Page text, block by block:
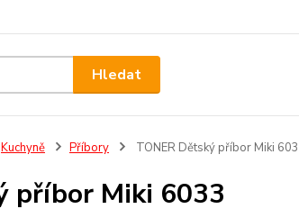
Hledat
Kuchyně Příbory TONER Dětský příbor Miki
příbor Miki 6033